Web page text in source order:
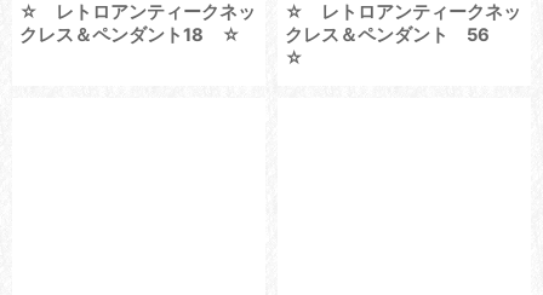
☆ レトロアンティークネッ
クレス＆ペンダント18 ☆
☆ レトロアンティークネッ
クレス＆ペンダント 56
☆